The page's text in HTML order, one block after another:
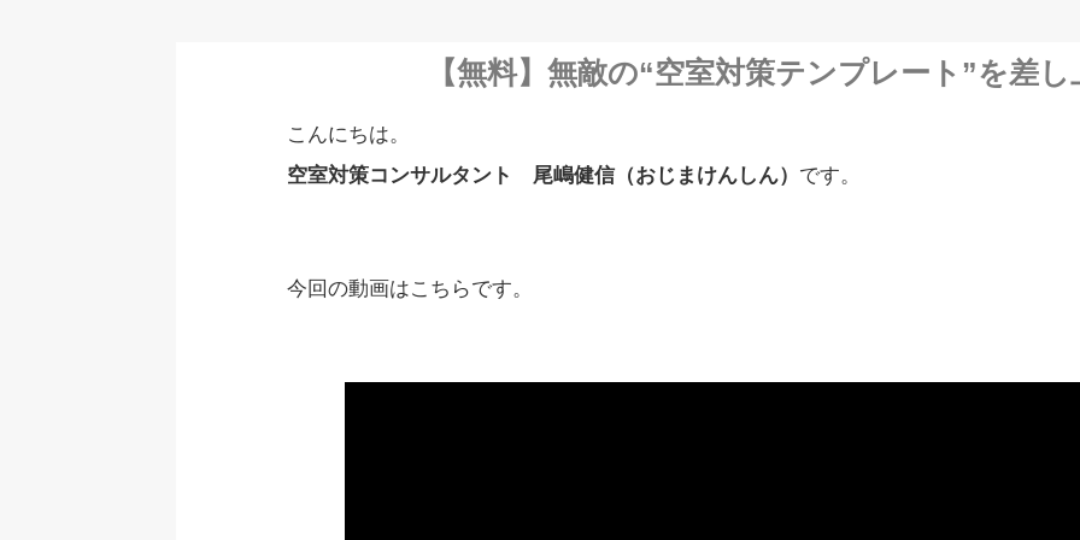
【無料】無敵の“空室対策テンプレート”を差
こんにちは。
空室対策コンサルタント 尾嶋健信（おじまけんしん） です。
今回の動画はこちらです。